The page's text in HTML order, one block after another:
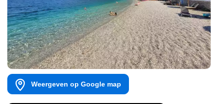
Weergeven op Google map